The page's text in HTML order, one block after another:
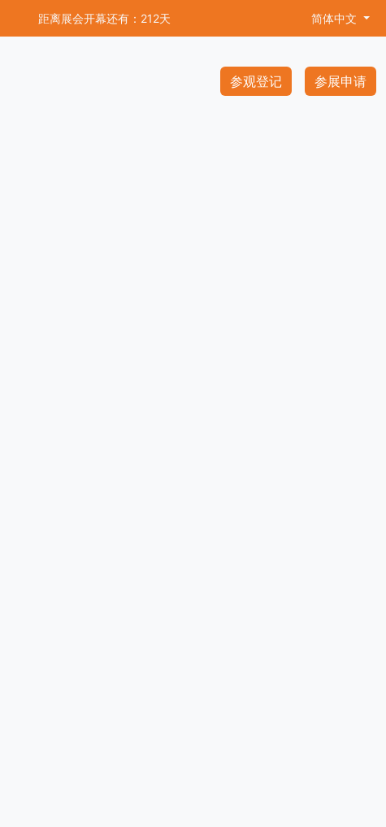
距离展会开幕还有：212天 简体中文
参观登记 参展申请